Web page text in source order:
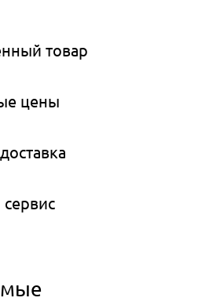
Telegram
товар
цены